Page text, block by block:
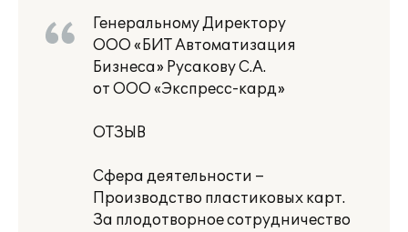
Генеральному Директору
ООО «БИТ Автоматизация
Бизнеса» Русакову С.А.
от ООО «Экспресс-кард»
ОТЗЫВ
Сфера деятельности –
Производство пластиковых карт.
За плодотворное сотрудничество